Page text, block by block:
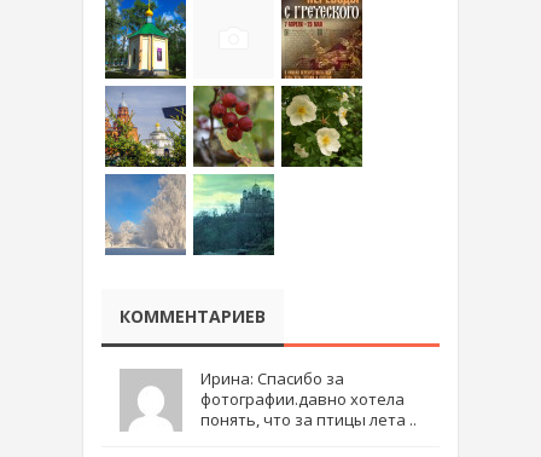
КОММЕНТАРИЕВ
Ирина: Спасибо за
фотографии.давно хотела
понять, что за птицы лета ..